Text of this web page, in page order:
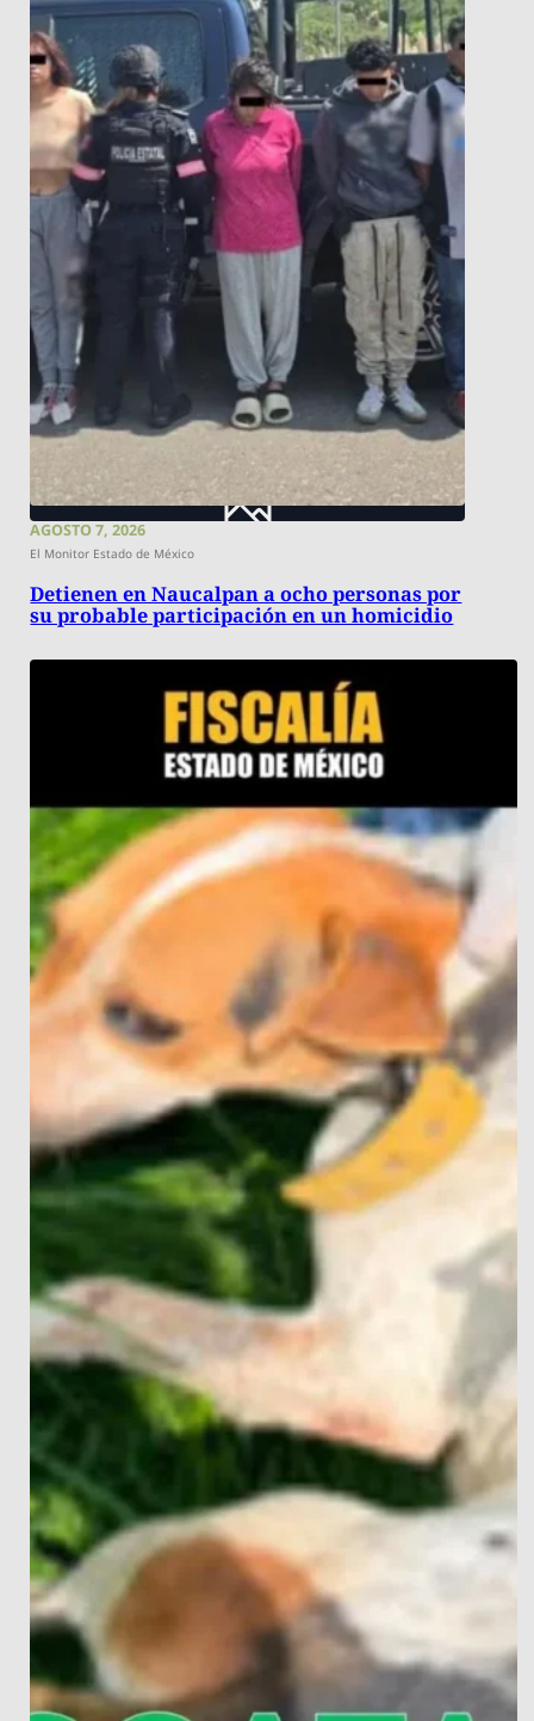
AGOSTO 7, 2026
El Monitor Estado de México
Detienen en Naucalpan a ocho personas por
su probable participación en un homicidio